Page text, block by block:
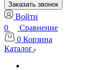
Заказать звонок
Войти
0
Сравнение
0 Корзина
Каталог